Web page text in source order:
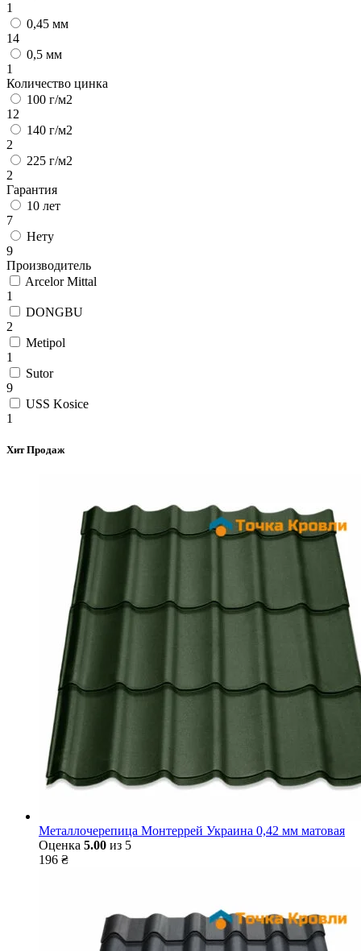
1
0,45 мм
14
0,5 мм
1
Количество цинка
100 г/м2
12
140 г/м2
2
225 г/м2
2
Гарантия
10 лет
7
Нету
9
Производитель
Arcelor Mittal
1
DONGBU
2
Metipol
1
Sutor
9
USS Kosice
1
Хит Продаж
Металлочерепица Монтеррей Украина 0,42 мм матовая
Оценка 5.00 из 5
196 ₴